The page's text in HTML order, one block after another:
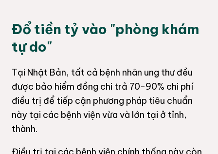
Đổ tiền tỷ vào "phòng khám
tự do"
Tại Nhật Bản, tất cả bệnh nhân ung thư đều
được bảo hiểm đồng chi trả 70-90% chi phí
điều trị để tiếp cận phương pháp tiêu chuẩn
này tại các bệnh viện vừa và lớn tại ở tỉnh,
thành.
Điều trị tại các bệnh viện chính thống này còn